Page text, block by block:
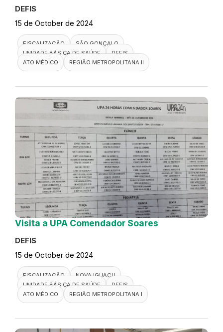
DEFIS
15 de October de 2024
FISCALIZAÇÃO
SÃO GONÇALO
UNIDADE BÁSICA DE SAÚDE
DEFIS
ATO MÉDICO
REGIÃO METROPOLITANA II
Visita a UPA Comendador Soares
DEFIS
15 de October de 2024
FISCALIZAÇÃO
NOVA IGUAÇU
UNIDADE BÁSICA DE SAÚDE
DEFIS
ATO MÉDICO
REGIÃO METROPOLITANA I